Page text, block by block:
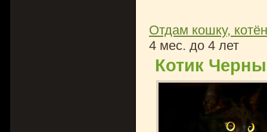
Отдам кошку,
4 мес. до 4 лет
Котик